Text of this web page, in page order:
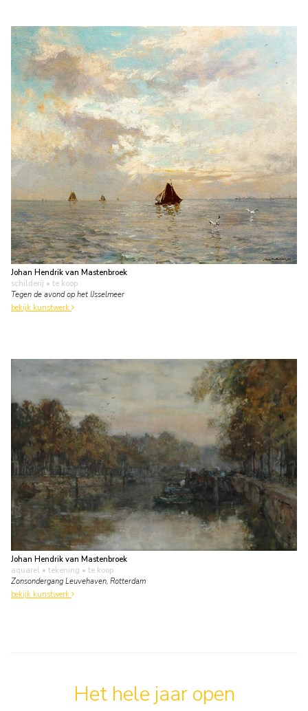
Johan Hendrik van Mastenbroek
schilderij • te koop
Tegen de avond op het IJsselmeer
bekijk kunstwerk
Johan Hendrik van Mastenbroek
aquarel • tekening • te koop
Zonsondergang Leuvehaven, Rotterdam
bekijk kunstwerk
Het hele jaar open